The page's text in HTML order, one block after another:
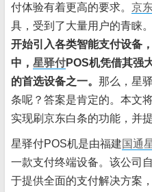
付体验有着更高的要求。 京
具，受到了大量用户的青睐。
开始引入各类智能支付设备
中， 星驿付POS机凭借其强
的首选设备之一。 那么，星
条呢？答案是肯定的。本文
实现刷京东白条的功能，并
星驿付POS机是由福建国通
一款支付终端设备。该公司
于提供全面的支付解决方案